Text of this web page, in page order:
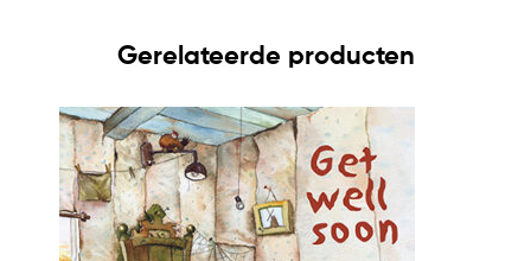
Gerelateerde producten